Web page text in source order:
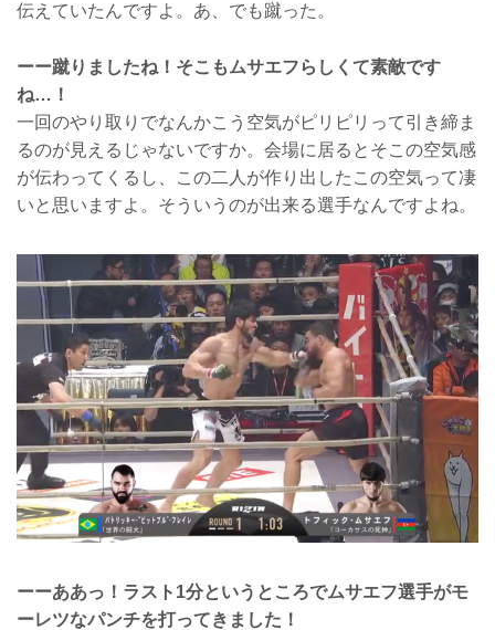
伝えていたんですよ。あ、でも蹴った。
ーー蹴りましたね！そこもムサエフらしくて素敵です
ね…！
一回のやり取りでなんかこう空気がピリピリって引き締ま
るのが見えるじゃないですか。会場に居るとそこの空気感
が伝わってくるし、この二人が作り出したこの空気って凄
いと思いますよ。そういうのが出来る選手なんですよね。
ーーああっ！ラスト1分というところでムサエフ選手がモ
ーレツなパンチを打ってきました！